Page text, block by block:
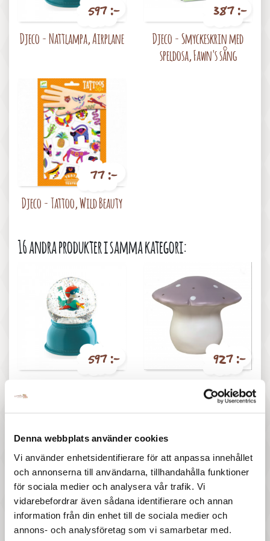
Denna webbplats använder cookies
Vi använder enhetsidentifierare för att anpassa innehållet
och annonserna till användarna, tillhandahålla funktioner
för sociala medier och analysera vår trafik. Vi
vidarebefordrar även sådana identifierare och annan
information från din enhet till de sociala medier och
annons- och analysföretag som vi samarbetar med.
597 :-
Djeco - Nattlampa, Airplane
387 :-
Djeco - Smyckeskrin med
speldosa, Fawn's sång
77 :-
Djeco - Tattoo, Wild Beauty
16 andra produkter i samma kategori:
597 :- 927 :-
Heico - Svamplampa lavendel
277 :-
Tiny Tot - Kalle the Koala
297 :-
Pellianni - The Night Fighter